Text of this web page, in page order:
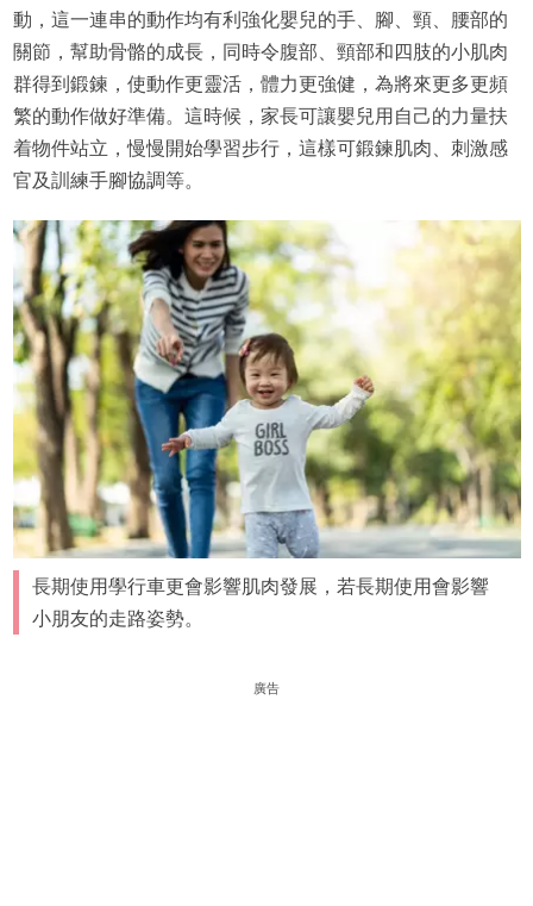
動，這一連串的動作均有利強化嬰兒的手、腳、頸、腰部的
關節，幫助骨骼的成長，同時令腹部、頸部和四肢的小肌肉
群得到鍛鍊，使動作更靈活，體力更強健，為將來更多更頻
繁的動作做好準備。這時候，家長可讓嬰兒用自己的力量扶
着物件站立，慢慢開始學習步行，這樣可鍛鍊肌肉、刺激感
官及訓練手腳協調等。
長期使用學行車更會影響肌肉發展，若長期使用會影響
小朋友的走路姿勢。
廣告